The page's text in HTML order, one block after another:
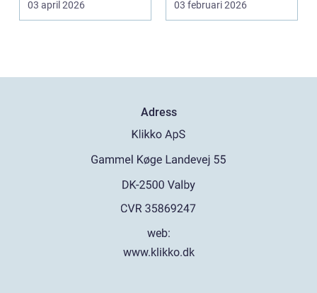
utan...
03 april 2026 03 februari 2026
Adress
web:
www.klikko.dk